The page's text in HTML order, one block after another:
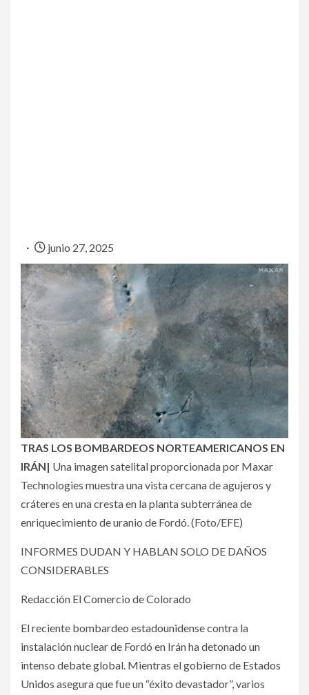
junio 27, 2025
TRAS LOS BOMBARDEOS NORTEAMERICANOS EN
IRÁN| Una imagen satelital proporcionada por Maxar
Technologies muestra una vista cercana de agujeros y
cráteres en una cresta en la planta subterránea de
enriquecimiento de uranio de Fordó. (Foto/EFE)
INFORMES DUDAN Y HABLAN SOLO DE DAÑOS
CONSIDERABLES
Redacción El Comercio de Colorado
El reciente bombardeo estadounidense contra la
instalación nuclear de Fordó en Irán ha detonado un
intenso debate global. Mientras el gobierno de Estados
Unidos asegura que fue un “éxito devastador”, varios